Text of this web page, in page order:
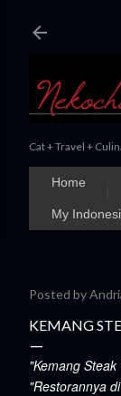
Cat + Travel +
Home
My
Posted by
KEMANG
"Kemang
"Restorannya